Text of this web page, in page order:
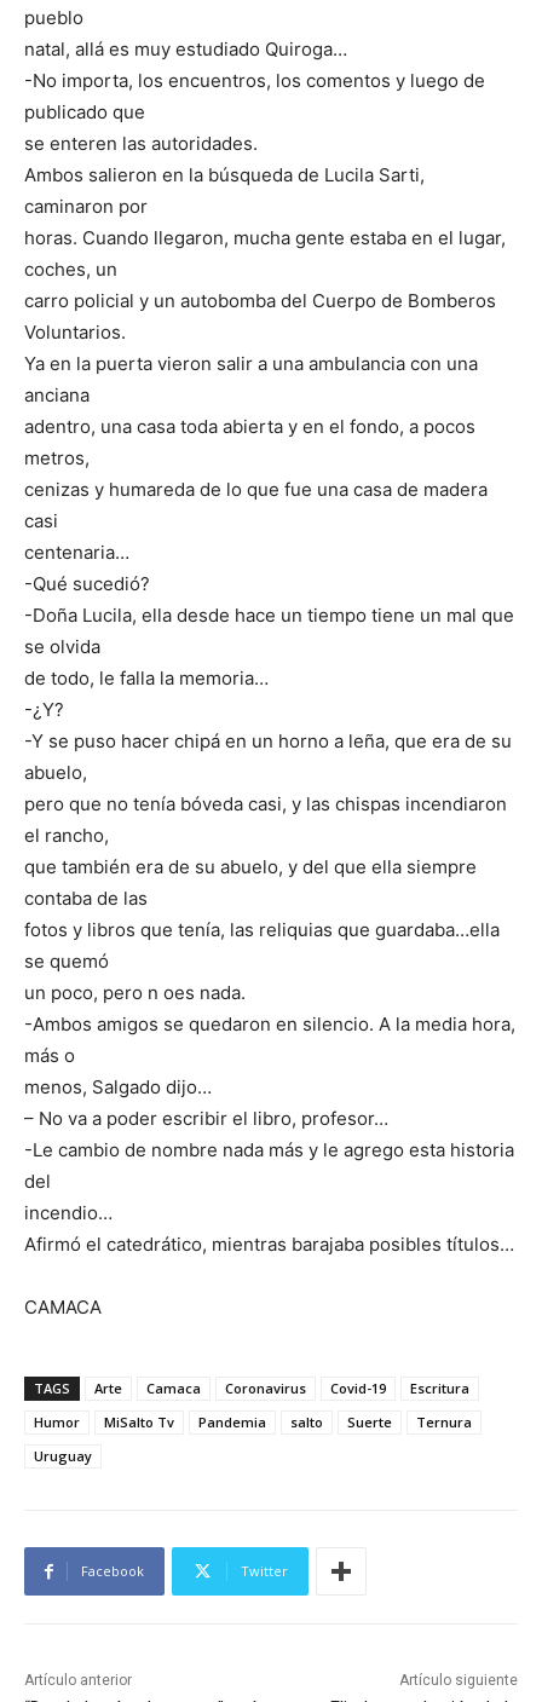
pueblo
natal, allá es muy estudiado Quiroga…
-No importa, los encuentros, los comentos y luego de
publicado que
se enteren las autoridades.
Ambos salieron en la búsqueda de Lucila Sarti,
caminaron por
horas. Cuando llegaron, mucha gente estaba en el lugar,
coches, un
carro policial y un autobomba del Cuerpo de Bomberos
Voluntarios.
Ya en la puerta vieron salir a una ambulancia con una
anciana
adentro, una casa toda abierta y en el fondo, a pocos
metros,
cenizas y humareda de lo que fue una casa de madera
casi
centenaria…
-Qué sucedió?
-Doña Lucila, ella desde hace un tiempo tiene un mal que
se olvida
de todo, le falla la memoria…
-¿Y?
-Y se puso hacer chipá en un horno a leña, que era de su
abuelo,
pero que no tenía bóveda casi, y las chispas incendiaron
el rancho,
que también era de su abuelo, y del que ella siempre
contaba de las
fotos y libros que tenía, las reliquias que guardaba…ella
se quemó
un poco, pero n oes nada.
-Ambos amigos se quedaron en silencio. A la media hora,
más o
menos, Salgado dijo…
– No va a poder escribir el libro, profesor…
-Le cambio de nombre nada más y le agrego esta historia
del
incendio…
Afirmó el catedrático, mientras barajaba posibles títulos…
CAMACA
TAGS Arte Camaca Coronavirus Covid-19
Escritura
Humor
MiSalto Tv Pandemia salto Suerte
Ternura
Uruguay
Facebook Twitter
Artículo anterior Artículo siguiente